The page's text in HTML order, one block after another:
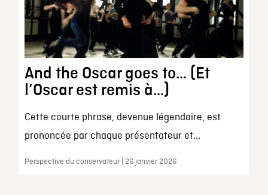
And the Oscar goes to… (Et
l’Oscar est remis à…)
Cette courte phrase, devenue légendaire, est
prononcée par chaque présentateur et...
Perspective du conservateur | 26 janvier 2026